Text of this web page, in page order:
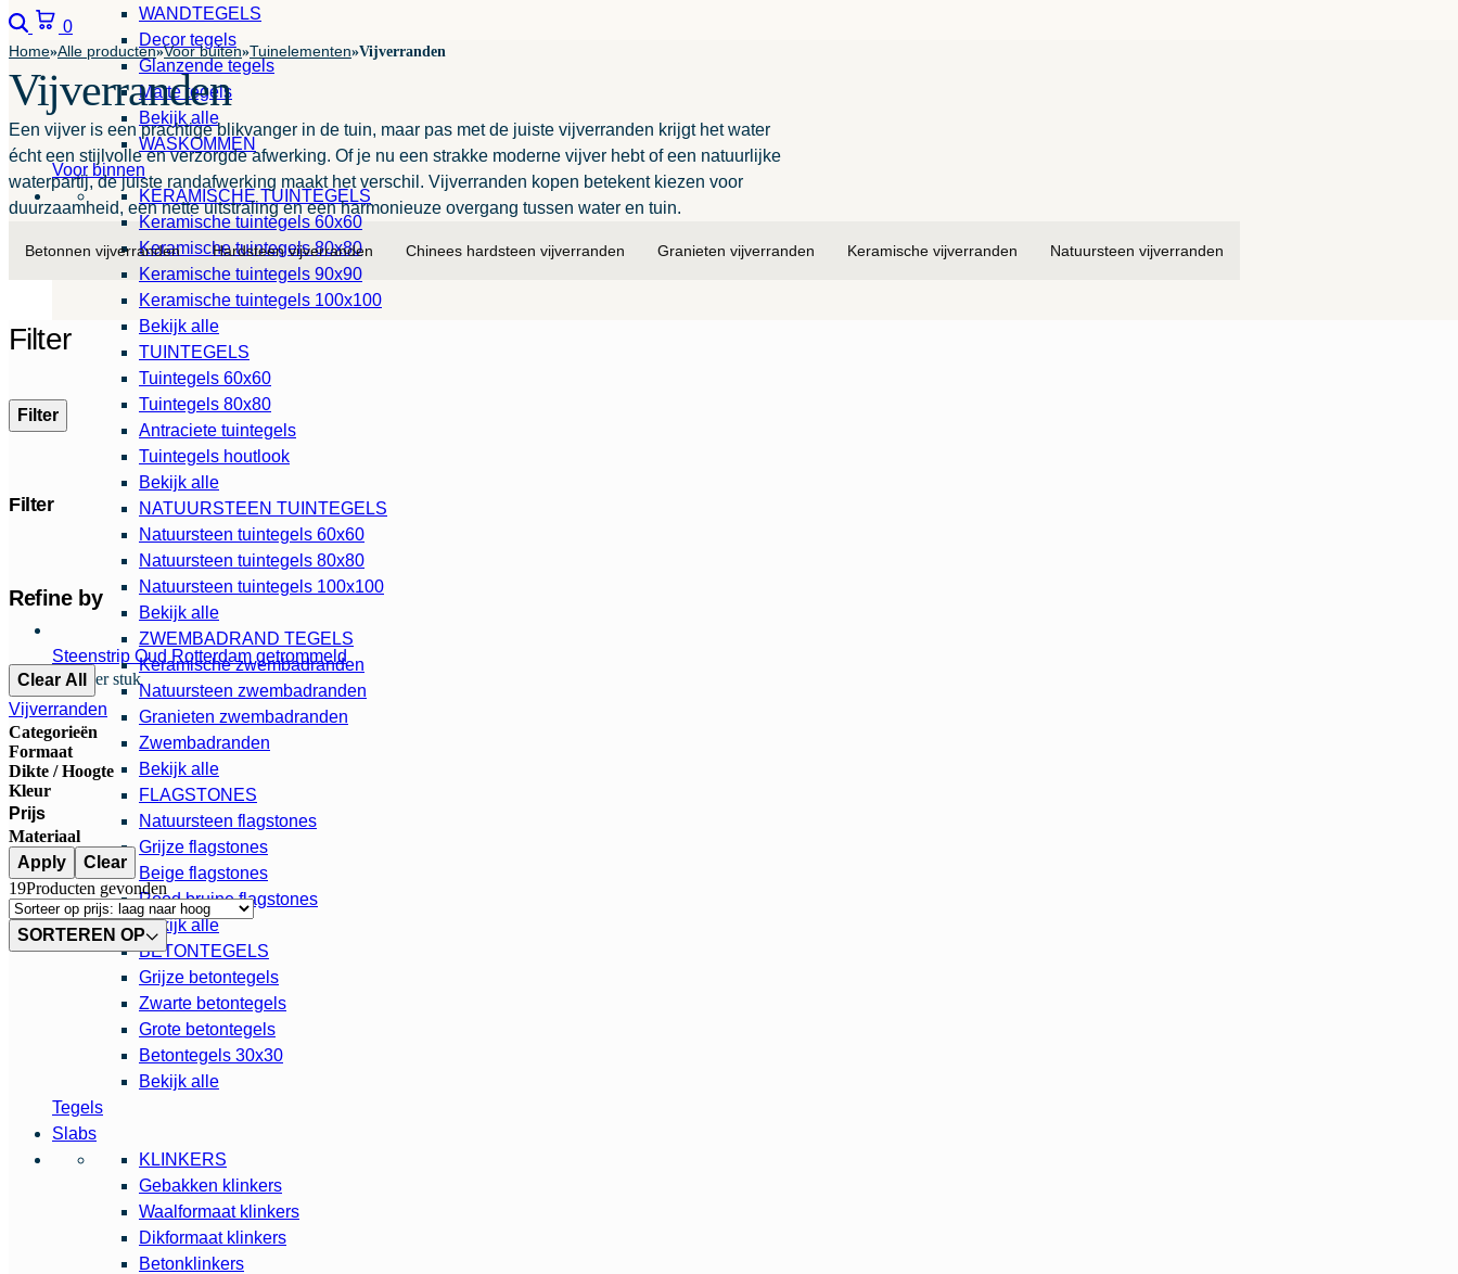
Steenstrip Oud Rotterdam getrommeld
0,95 per stuk
WANDTEGELS
Decor tegels
Glanzende tegels
Matte tegels
Bekijk alle
WASKOMMEN
Voor binnen
KERAMISCHE TUINTEGELS
Keramische tuintegels 60x60
Keramische tuintegels 80x80
Keramische tuintegels 90x90
Keramische tuintegels 100x100
Bekijk alle
TUINTEGELS
Tuintegels 60x60
Tuintegels 80x80
Antraciete tuintegels
Tuintegels houtlook
Bekijk alle
NATUURSTEEN TUINTEGELS
Natuursteen tuintegels 60x60
Natuursteen tuintegels 80x80
Natuursteen tuintegels 100x100
Bekijk alle
ZWEMBADRAND TEGELS
Keramische zwembadranden
Natuursteen zwembadranden
Granieten zwembadranden
Zwembadranden
Bekijk alle
FLAGSTONES
Natuursteen flagstones
Grijze flagstones
Beige flagstones
Rood bruine flagstones
Bekijk alle
BETONTEGELS
Grijze betontegels
Zwarte betontegels
Grote betontegels
Betontegels 30x30
Bekijk alle
Tegels
Slabs
KLINKERS
Gebakken klinkers
Waalformaat klinkers
Dikformaat klinkers
Betonklinkers
Zoeken
0 Winkelwagen
Home»Alle producten»Voor buiten»Tuinelementen»Vijverranden
Vijverranden
Een vijver is een prachtige blikvanger in de tuin, maar pas met de juiste vijverranden krijgt het water
écht een stijlvolle en verzorgde afwerking. Of je nu een strakke moderne vijver hebt of een natuurlijke
waterpartij, de juiste randafwerking maakt het verschil. Vijverranden kopen betekent kiezen voor
duurzaamheid, een nette uitstraling en een harmonieuze overgang tussen water en tuin.
Betonnen vijverranden Hardsteen vijverranden Chinees hardsteen vijverranden Granieten vijverranden Keramische vijverranden Natuursteen vijverranden
Filter
Filter
Filter
Refine by
Clear All
Vijverranden
Categorieën
Formaat
Dikte / Hoogte
Kleur
Prijs
Materiaal
Apply
Clear
19Producten gevonden
SORTEREN OP